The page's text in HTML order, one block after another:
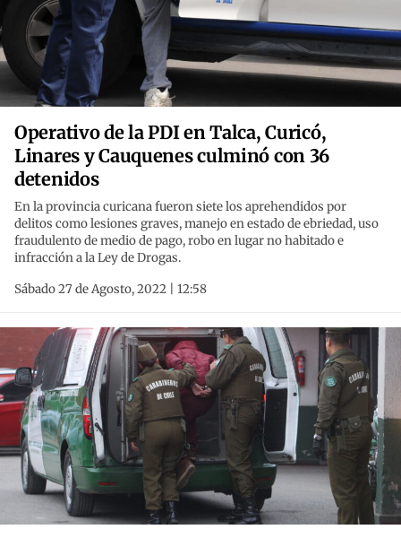
Operativo de la PDI en Talca, Curicó,
Linares y Cauquenes culminó con 36
detenidos
En la provincia curicana fueron siete los aprehendidos por
delitos como lesiones graves, manejo en estado de ebriedad, uso
fraudulento de medio de pago, robo en lugar no habitado e
infracción a la Ley de Drogas.
Sábado 27 de Agosto, 2022 | 12:58